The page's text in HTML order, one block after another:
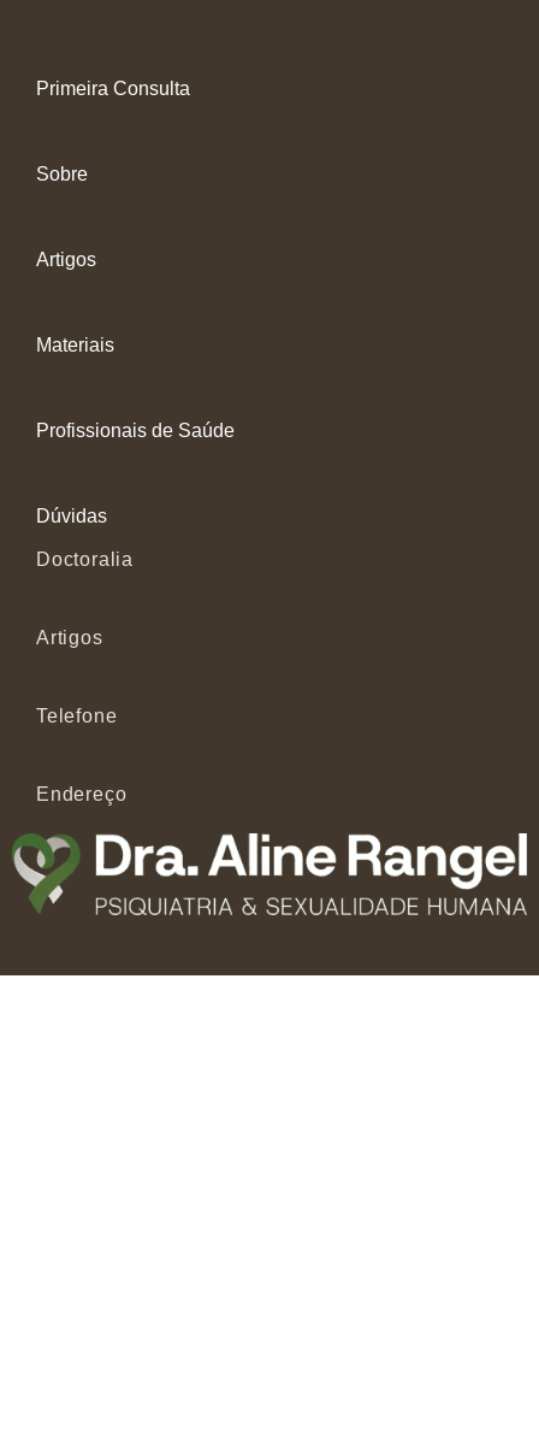
Primeira Consulta
Sobre
Artigos
Materiais
Profissionais de Saúde
Dúvidas
Doctoralia
Artigos
Telefone
Endereço